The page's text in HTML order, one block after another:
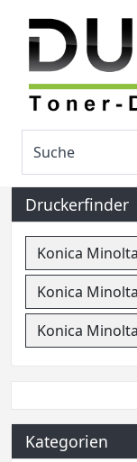
Druckerfinder
Kategorien